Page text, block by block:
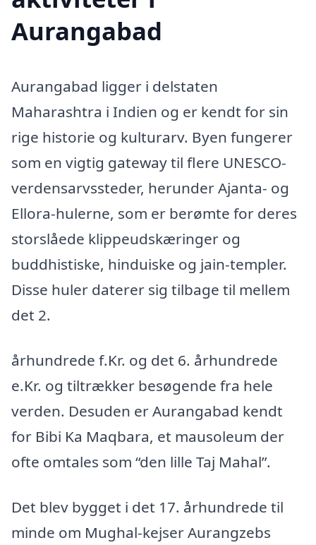
Aurangabad
Aurangabad ligger i delstaten
Maharashtra i Indien og er kendt for sin
rige historie og kulturarv. Byen fungerer
som en vigtig gateway til flere UNESCO-
verdensarvssteder, herunder Ajanta- og
Ellora-hulerne, som er berømte for deres
storslåede klippeudskæringer og
buddhistiske, hinduiske og jain-templer.
Disse huler daterer sig tilbage til mellem
det 2.
århundrede f.Kr. og det 6. århundrede
e.Kr. og tiltrækker besøgende fra hele
verden. Desuden er Aurangabad kendt
for Bibi Ka Maqbara, et mausoleum der
ofte omtales som “den lille Taj Mahal”.
Det blev bygget i det 17. århundrede til
minde om Mughal-kejser Aurangzebs